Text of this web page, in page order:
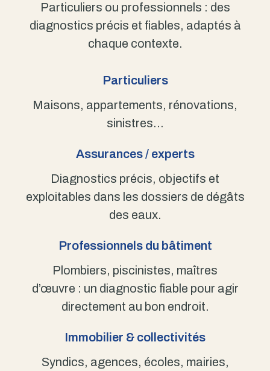
Particuliers ou professionnels : des
diagnostics précis et fiables, adaptés à
chaque contexte.
Particuliers
Maisons, appartements, rénovations,
sinistres…
Assurances / experts
Diagnostics précis, objectifs et
exploitables dans les dossiers de dégâts
des eaux.
Professionnels du bâtiment
Plombiers, piscinistes, maîtres
d’œuvre : un diagnostic fiable pour agir
directement au bon endroit.
Immobilier & collectivités
Syndics, agences, écoles, mairies,